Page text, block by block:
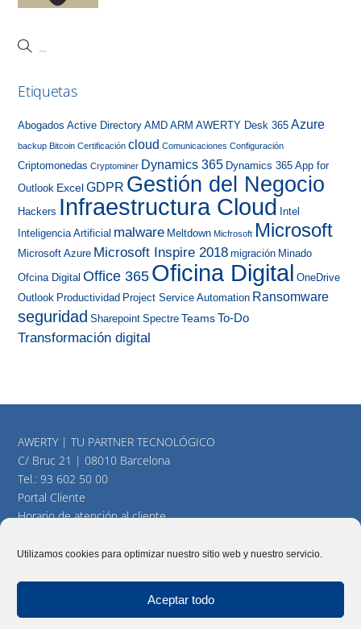
Utilizamos cookies para optimizar nuestro sitio web y nuestro servicio.
Aceptar todo
Etiquetas
Abogados Active Directory AMD ARM AWERTY Desk 365 Azure
backup Bitcoin Certificación cloud Comunicaciones Configuración
Criptomonedas Cryptominer Dynamics 365 Dynamics 365 App for
Outlook Excel GDPR Gestión del Negocio
Hackers Infraestructura Cloud Intel
Inteligencia Artificial malware Meltdown Micfrosoft Microsoft
Microsoft Azure Microsoft Inspire 2018 migración Minado
Ofcina Digital Office 365 Oficina Digital OneDrive
Outlook Productividad Project Service Automation Ransomware
seguridad Sharepoint Spectre Teams To-Do
Transformación digital
AWERTY | TU PARTNER TECNOLÓGICO
C/ Bruc 21 | 08010 Barcelona
Tel.:93 602 50 00
Portal Cliente
Horario de atención al cliente